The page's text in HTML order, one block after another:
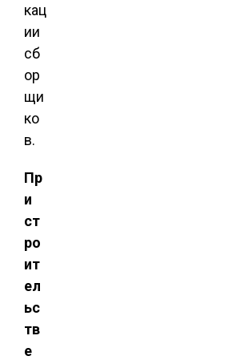
кац
ии
сб
ор
щи
ко
в.
Пр
и
ст
ро
ит
ел
ьс
тв
е